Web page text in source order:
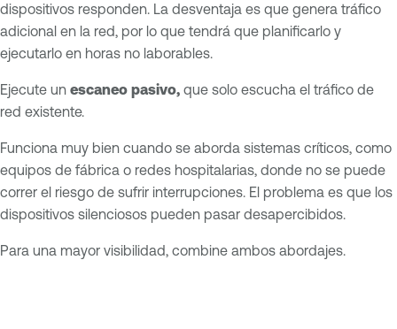
dispositivos responden. La desventaja es que genera tráfico
adicional en la red, por lo que tendrá que planificarlo y
ejecutarlo en horas no laborables.
Ejecute un escaneo pasivo, que solo escucha el tráfico de
red existente.
Funciona muy bien cuando se aborda sistemas críticos, como
equipos de fábrica o redes hospitalarias, donde no se puede
correr el riesgo de sufrir interrupciones. El problema es que los
dispositivos silenciosos pueden pasar desapercibidos.
Para una mayor visibilidad, combine ambos abordajes.